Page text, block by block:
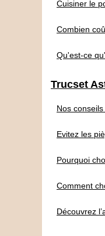
Cuisiner le
Combien
Qu'est-ce
Trucset
Nos conseils
Evitez les
Pourquoi
Comment
Découvrez